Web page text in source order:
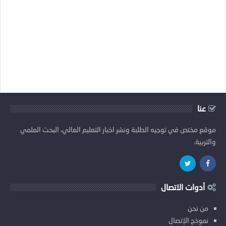
عنا
موقع مختص في توجيه الطلبة ونشر اخبار التعليم العالي، البحث العلمي
والتربية.
أدوات الاتصال
من نحن
نموذج الإتصال